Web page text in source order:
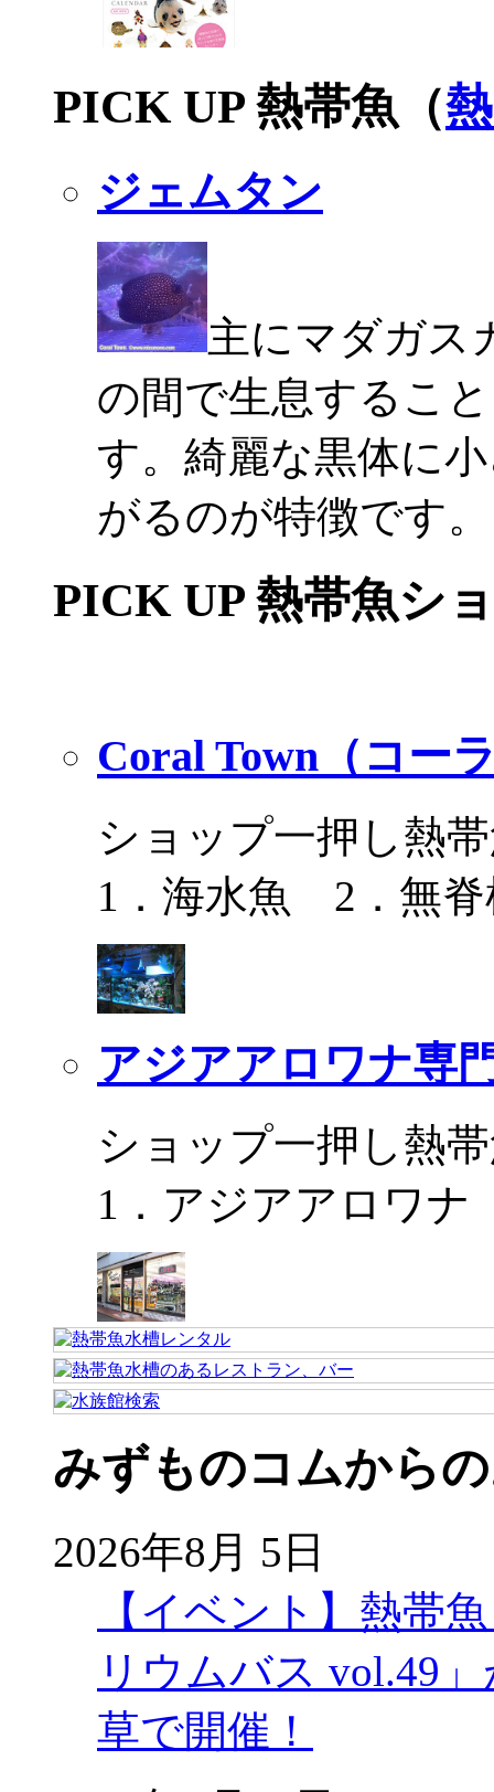
PICK UP 熱帯魚（
ジェムタン
主にマダガス
の間で生息するこ
す。綺麗な黒体に
がるのが特徴です。
PICK UP 熱帯魚シ
Coral Town（コー
ショップ一押し熱
1．海水魚 2．無脊
アジアアロワナ専
ショップ一押し熱
1．アジアアロワ
みずものコムから
2026年8月 5日
【イベント】熱帯
リウムバス vol.49
草で開催！